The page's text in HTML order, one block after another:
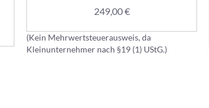
249,00€
(Kein Mehrwertsteuerausweis, da
Kleinunternehmer nach §19 (1) UStG.)